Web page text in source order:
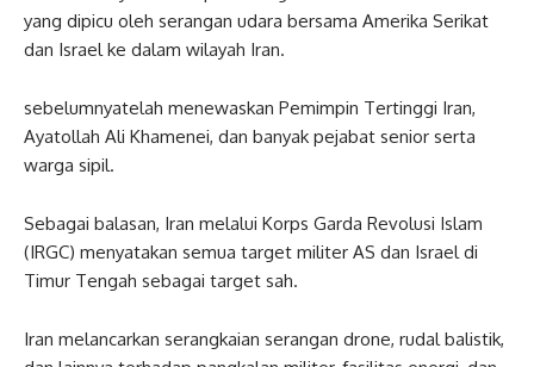
yang dipicu oleh serangan udara bersama Amerika Serikat
dan Israel ke dalam wilayah Iran.
sebelumnyatelah menewaskan Pemimpin Tertinggi Iran,
Ayatollah Ali Khamenei, dan banyak pejabat senior serta
warga sipil.
Sebagai balasan, Iran melalui Korps Garda Revolusi Islam
(IRGC) menyatakan semua target militer AS dan Israel di
Timur Tengah sebagai target sah.
Iran melancarkan serangkaian serangan drone, rudal balistik,